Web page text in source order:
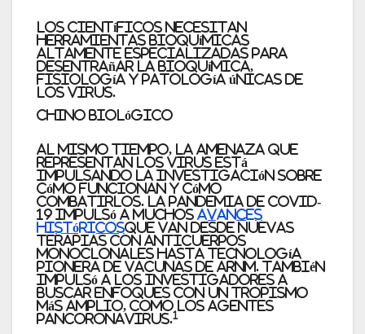
Los científicos necesitan
herramientas bioquímicas
altamente especializadas para
desentrañar la bioquímica,
fisiología y patología únicas de
los virus.
Chino biológico
Al mismo tiempo, la amenaza que
representan los virus está
impulsando la investigación sobre
cómo funcionan y cómo
combatirlos. La pandemia de COVID-
19 impulsó a muchos avances
históricosque van desde nuevas
terapias con anticuerpos
monoclonales hasta tecnología
pionera de vacunas de ARNm. También
impulsó a los investigadores a
buscar enfoques con un tropismo
más amplio, como los agentes
pancoronavirus.1